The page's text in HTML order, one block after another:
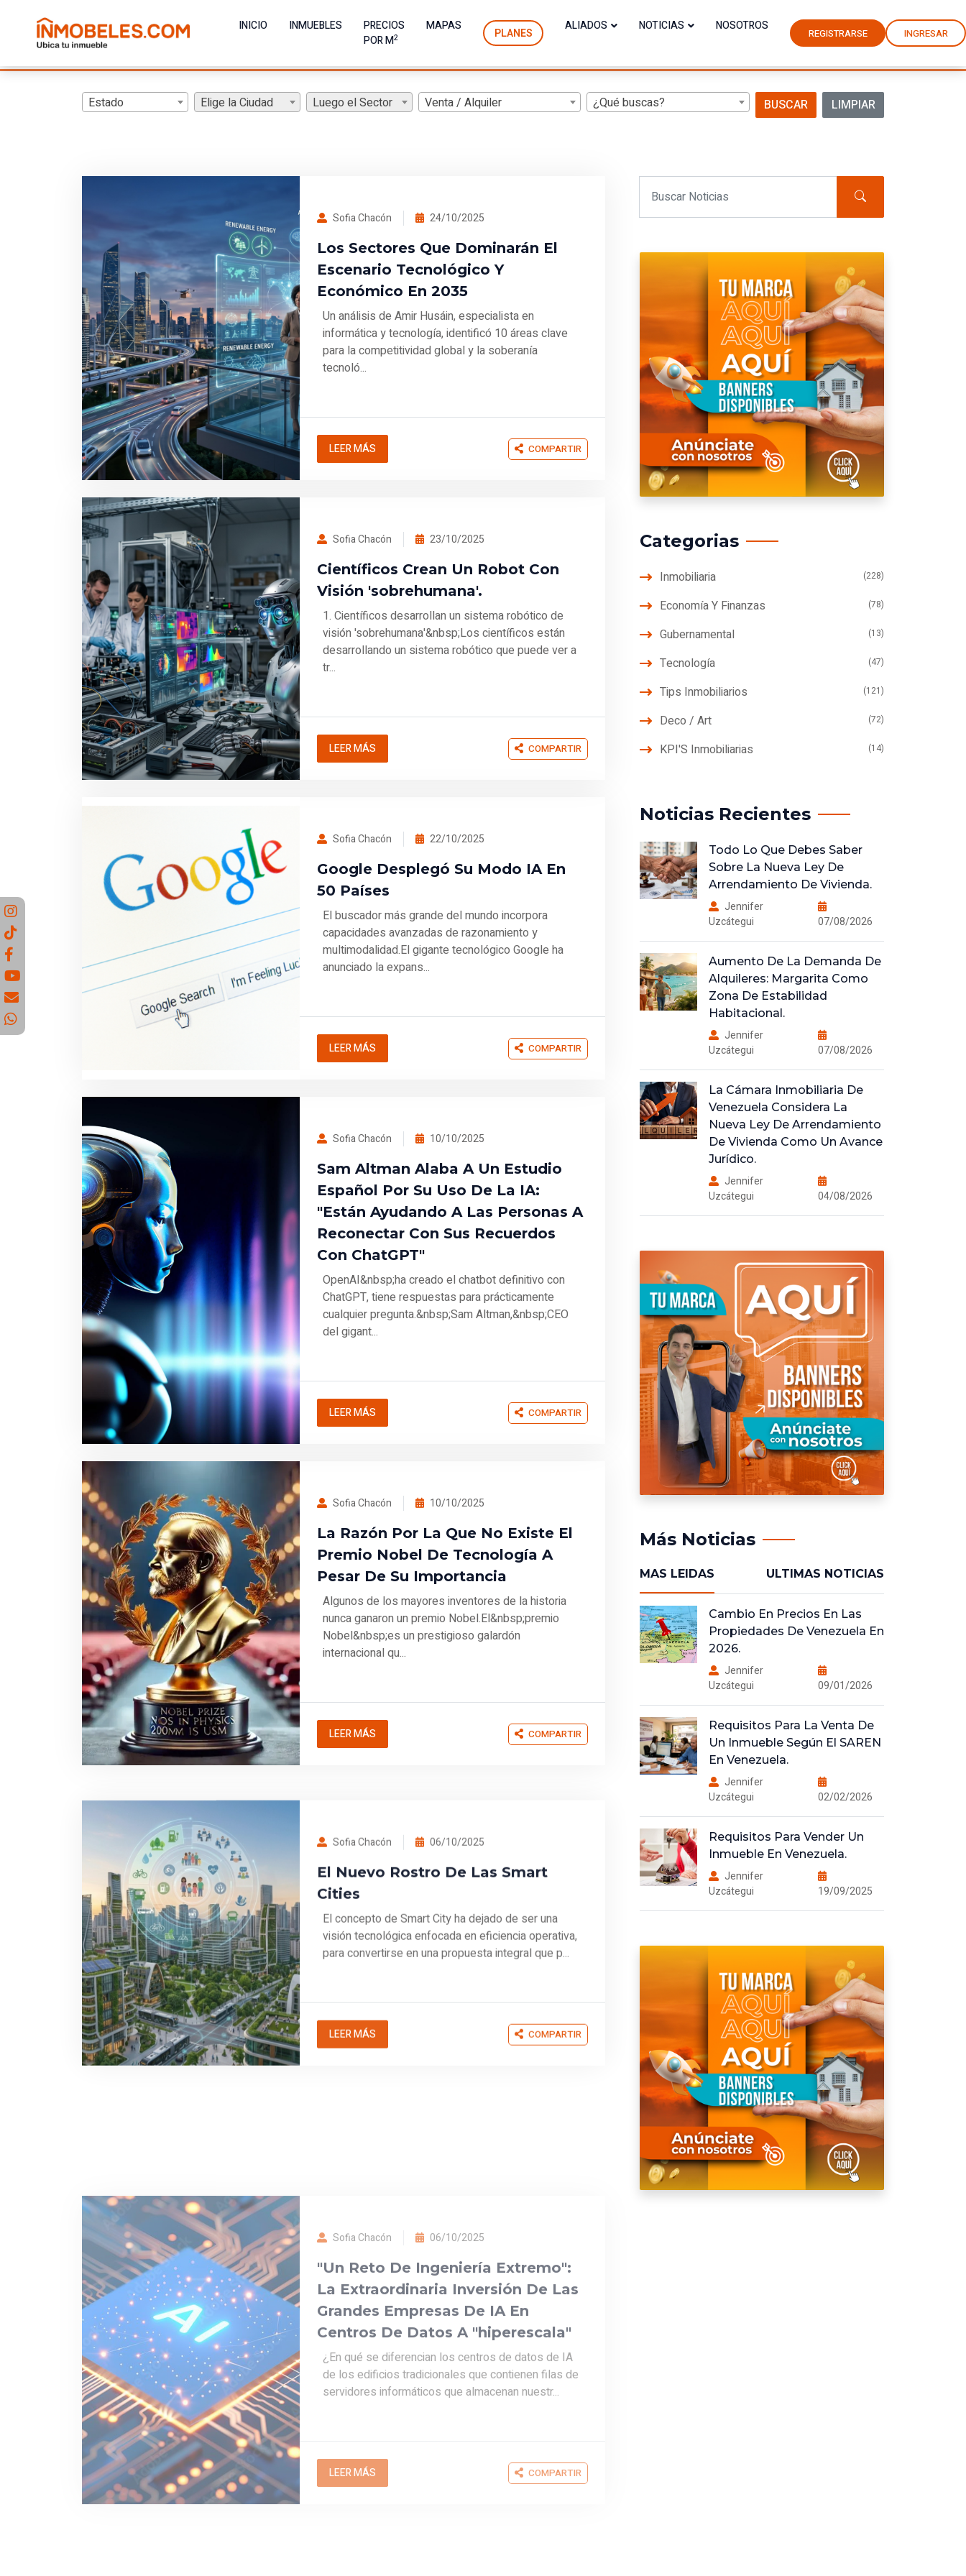
INICIO INMUEBLES
PRECIOS
POR M2
MAPAS PLANES ALIADOS NOTICIAS NOSOTROS REGISTRARSE INGRESAR
Estado Elige la Ciudad Luego el Sector Venta / Alquiler ¿Qué buscas? BUSCAR LIMPIAR
Sofia Chacón 24/10/2025
Los Sectores Que Dominarán El
Escenario Tecnológico Y
Económico En 2035
Un análisis de Amir Husáin, especialista en
informática y tecnología, identificó 10 áreas clave
para la competitividad global y la soberanía
tecnoló...
LEER MÁS COMPARTIR
Sofia Chacón 23/10/2025
Científicos Crean Un Robot Con
Visión 'sobrehumana'.
1. Científicos desarrollan un sistema robótico de
visión 'sobrehumana'&nbsp;Los científicos están
desarrollando un sistema robótico que puede ver a
tr...
LEER MÁS COMPARTIR
Sofia Chacón 22/10/2025
Google Desplegó Su Modo IA En
50 Países
El buscador más grande del mundo incorpora
capacidades avanzadas de razonamiento y
multimodalidad.El gigante tecnológico Google ha
anunciado la expans...
LEER MÁS COMPARTIR
Sofia Chacón 10/10/2025
Sam Altman Alaba A Un Estudio
Español Por Su Uso De La IA:
"Están Ayudando A Las Personas A
Reconectar Con Sus Recuerdos
Con ChatGPT"
OpenAI&nbsp;ha creado el chatbot definitivo con
ChatGPT, tiene respuestas para prácticamente
cualquier pregunta.&nbsp;Sam Altman,&nbsp;CEO
del gigant...
LEER MÁS COMPARTIR
Sofia Chacón 10/10/2025
La Razón Por La Que No Existe El
Premio Nobel De Tecnología A
Pesar De Su Importancia
Algunos de los mayores inventores de la historia
nunca ganaron un premio Nobel.El&nbsp;premio
Nobel&nbsp;es un prestigioso galardón
internacional qu...
LEER MÁS COMPARTIR
El Nuevo Rostro De Las Smart
Cities
El concepto de Smart City ha dejado de ser una
visión tecnológica enfocada en eficiencia operativa,
para convertirse en una propuesta integral que p...
LEER MÁS
de los edificios tradicionales que contienen filas de
servidores informáticos que almacenan nuestr...
LEER MÁS COMPARTIR
El Sector Inmobiliario Toma Las
Plataformas De Comercio
Categorias
Inmobiliaria (228)
Economía Y Finanzas (78)
Gubernamental (13)
Tecnología (47)
Tips Inmobiliarios (121)
Deco / Art (72)
KPI'S Inmobiliarias (14)
Noticias Recientes
Todo Lo Que Debes Saber
Sobre La Nueva Ley De
Arrendamiento De Vivienda.
Jennifer
Uzcátegui
07/08/2026
Aumento De La Demanda De
Alquileres: Margarita Como
Zona De Estabilidad
Habitacional.
Jennifer
Uzcátegui
07/08/2026
La Cámara Inmobiliaria De
Venezuela Considera La
Nueva Ley De Arrendamiento
De Vivienda Como Un Avance
Jurídico.
Jennifer
Uzcátegui
04/08/2026
Más Noticias
MAS LEIDAS ULTIMAS NOTICIAS
Cambio En Precios En Las
Propiedades De Venezuela En
2026.
Jennifer
Uzcátegui
09/01/2026
Requisitos Para La Venta De
Un Inmueble Según El SAREN
En Venezuela.
Jennifer
Uzcátegui
02/02/2026
Requisitos Para Vender Un
Inmueble En Venezuela.
Jennifer
Uzcátegui
19/09/2025